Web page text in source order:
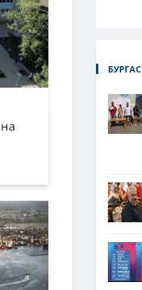
БУРГАС